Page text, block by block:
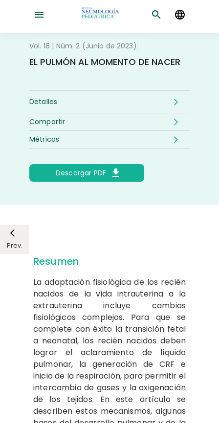
Vol. 18 | Núm. 2 (Junio de 2023)
EL PULMÓN AL MOMENTO DE NACER
Detalles
Descargar PDF
Métricas
Compartir
Prev.
Resumen
La adaptación fisiológica de los recién
nacidos de la vida intrauterina a la
extrauterina incluye cambios
fisiológicos complejos. Para que se
complete con éxito la transición fetal
a neonatal, los recién nacidos deben
lograr el aclaramiento de líquido
pulmonar, la generación de CRF e
inicio de la respiración, para permitir el
intercambio de gases y la oxigenación
de los tejidos. En este artículo se
describen estos mecanismos, algunas